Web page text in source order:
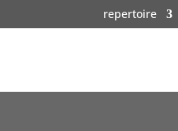
repertoire